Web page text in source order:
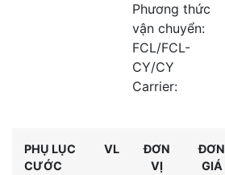
Phương thức
vận chuyển:
FCL/FCL-
CY/CY
Carrier:
PHỤ LỤC
CƯỚC
VL
ĐƠN
VỊ
ĐƠN
GIÁ